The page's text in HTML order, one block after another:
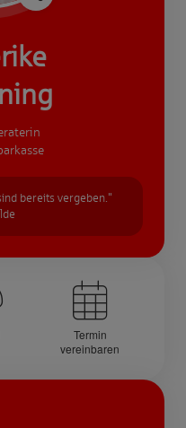
bereits vergeben."
Termin
vereinbaren